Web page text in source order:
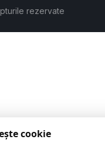
rezervate
cookie